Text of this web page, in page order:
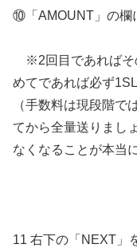
⑩「AMOUNT」の欄
※2回目であればそ
めてであれば必ず
（手数料は現段階で
てから全量送りまし
なくなることが本当
11 右下の「NEXT」